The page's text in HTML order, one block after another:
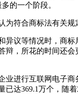
的一个阶段。
符合商标法有关
议等情况时，商
辩，所花的时间还
业进行互联网电子
已达369.1万个，